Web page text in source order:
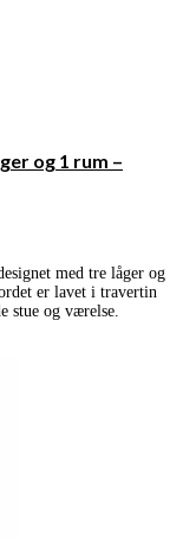
og 1 rum –
med tre låger og
er lavet i travertin
stue og værelse.